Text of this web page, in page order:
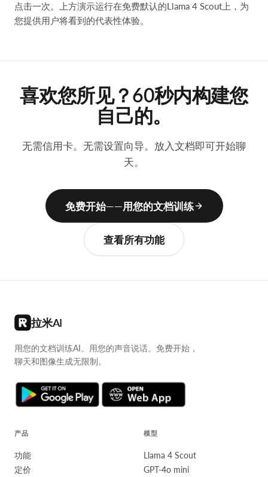
点击一次。上方演示运行在免费默认的Llama 4 Scout上，为
您提供用户将看到的代表性体验。
喜欢您所见？60秒内构建您
自己的。
无需信用卡。无需设置向导。放入文档即可开始聊
天。
免费开始——用您的文档训练
查看所有功能
拉米AI
用您的文档训练AI。用您的声音说话。免费开始，
聊天和图像生成无限制。
产品
功能
定价
模型
Llama 4 Scout
GPT-4o mini